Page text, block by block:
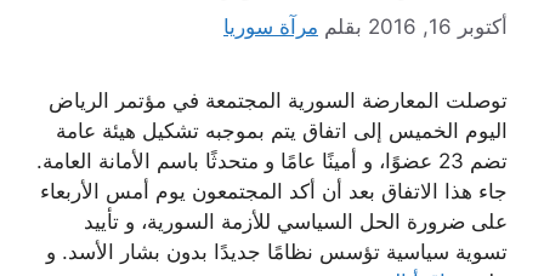
أكتوبر 16, 2016 بقلم مرآة سوريا
توصلت المعارضة السورية المجتمعة في مؤتمر الرياض
اليوم الخميس إلى اتفاق يتم بموجبه تشكيل هيئة عامة
تضم 23 عضوًا، و أمينًا عامًا و متحدثًا باسم الأمانة العامة.
جاء هذا الاتفاق بعد أن أكد المجتمعون يوم أمس الأربعاء
على ضرورة الحل السياسي للأزمة السورية، و تأييد
تسوية سياسية تؤسس نظامًا جديدًا بدون بشار الأسد. و